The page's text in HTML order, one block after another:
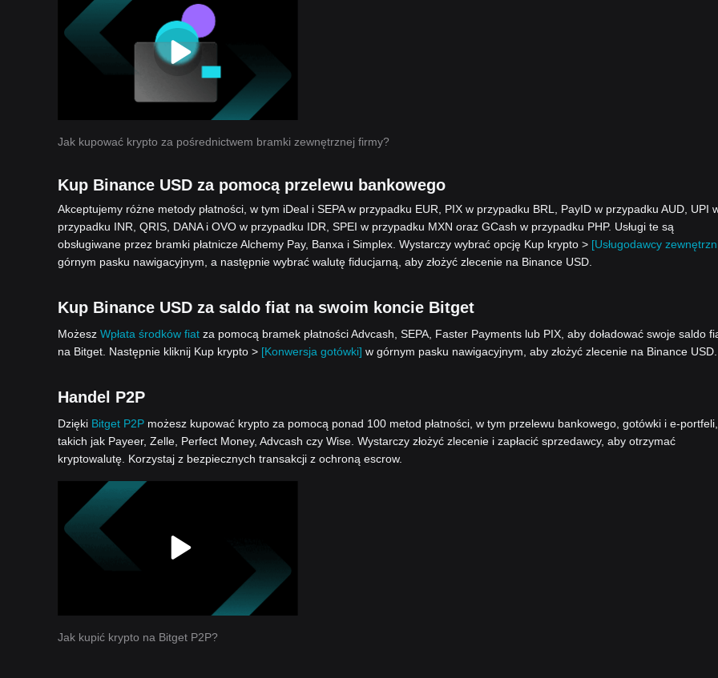
Jak kupować krypto za pośrednictwem bramki zewnętrznej firmy?
Kup Binance USD za pomocą przelewu bankowego
Akceptujemy różne metody płatności, w tym iDeal i SEPA w przypadku EUR, PIX w przypadku BRL, PayID w przypadku AUD, UPI
przypadku INR, QRIS, DANA i OVO w przypadku IDR, SPEI w przypadku MXN oraz GCash w przypadku PHP. Usługi te są
obsługiwane przez bramki płatnicze Alchemy Pay, Banxa i Simplex. Wystarczy wybrać opcję Kup krypto > [Usługodawcy
górnym pasku nawigacyjnym, a następnie wybrać walutę fiducjarną, aby złożyć zlecenie na Binance USD.
Kup Binance USD za saldo fiat na swoim koncie Bitget
Możesz Wpłata środków fiat za pomocą bramek płatności Advcash, SEPA, Faster Payments lub PIX, aby doładować swoje saldo
na Bitget. Następnie kliknij Kup krypto > [Konwersja gotówki] w górnym pasku nawigacyjnym, aby złożyć zlecenie na Binance USD.
Handel P2P
Dzięki Bitget P2P możesz kupować krypto za pomocą ponad 100 metod płatności, w tym przelewu bankowego, gotówki i e-portfeli,
takich jak Payeer, Zelle, Perfect Money, Advcash czy Wise. Wystarczy złożyć zlecenie i zapłacić sprzedawcy, aby otrzymać
kryptowalutę. Korzystaj z bezpiecznych transakcji z ochroną escrow.
Jak kupić krypto na Bitget P2P?